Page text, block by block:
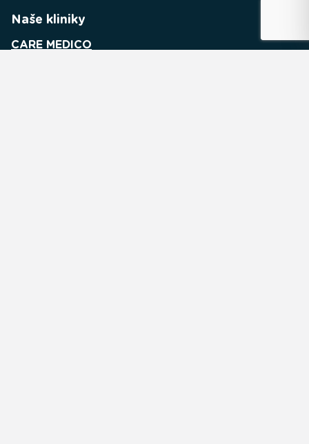
Naše kliniky
CARE MEDICO